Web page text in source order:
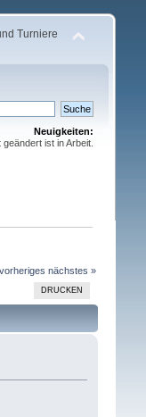
Turniere
Neuigkeiten:
ist in Arbeit.
nächstes »
DRUCKEN